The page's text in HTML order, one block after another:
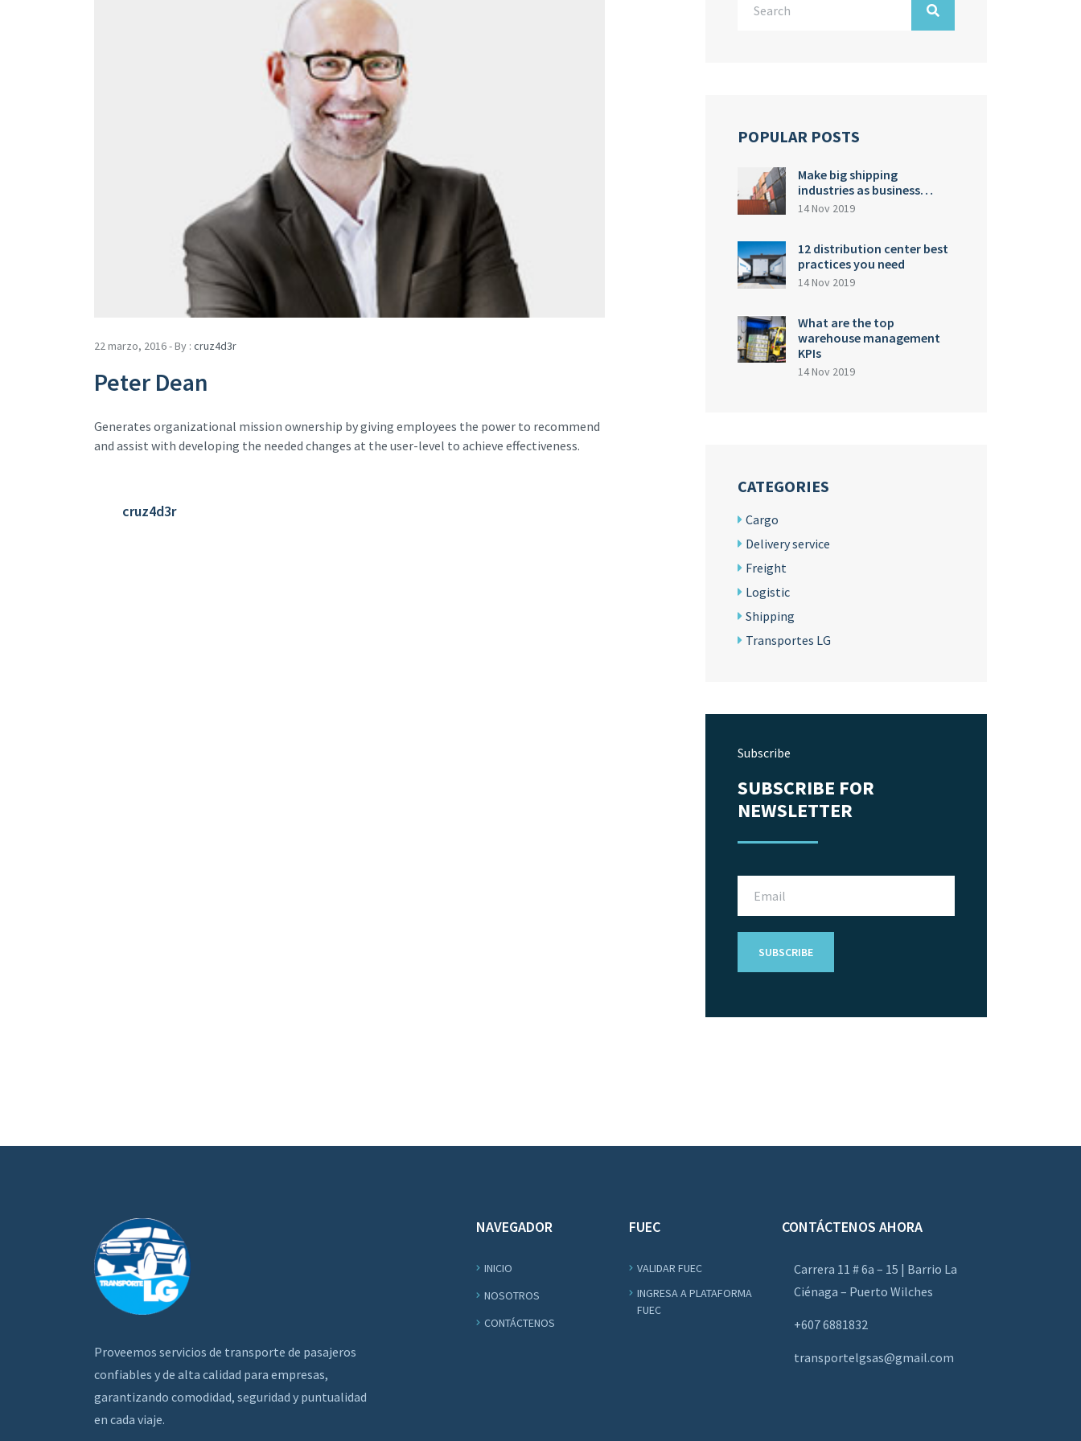
22 marzo, 2016 - By : cruz4d3r
Peter Dean
Generates organizational mission ownership by giving employees the power to recommend
and assist with developing the needed changes at the user-level to achieve effectiveness.
cruz4d3r
POPULAR POSTS
Make big shipping
industries as business…
14 Nov 2019
12 distribution center best
practices you need
14 Nov 2019
What are the top
warehouse management
KPIs
14 Nov 2019
CATEGORIES
Cargo
Delivery service
Freight
Logistic
Shipping
Transportes LG
Subscribe
SUBSCRIBE FOR
NEWSLETTER
Proveemos servicios de transporte de pasajeros
confiables y de alta calidad para empresas,
garantizando comodidad, seguridad y puntualidad
en cada viaje.
NAVEGADOR
INICIO
NOSOTROS
CONTÁCTENOS
FUEC
VALIDAR FUEC
INGRESA A PLATAFORMA
FUEC
CONTÁCTENOS AHORA
Carrera 11 # 6a – 15 | Barrio La
Ciénaga – Puerto Wilches
+607 6881832
transportelgsas@gmail.com